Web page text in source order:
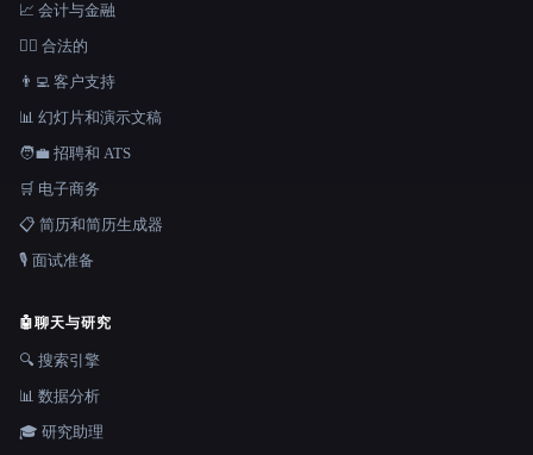
📈 会计与金融
👩‍⚖️ 合法的
👨‍💻 客户支持
📊 幻灯片和演示文稿
🧑‍💼 招聘和 ATS
🛒 电子商务
📋 简历和简历生成器
🎙️ 面试准备
🤖聊天与研究
🔍 搜索引擎
📊 数据分析
🎓 研究助理